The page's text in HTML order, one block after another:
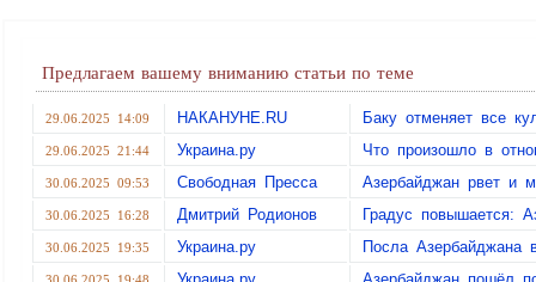
Предлагаем вашему вниманию статьи по теме
29.06.2025 14:09 НАКАНУНЕ.RU Баку отменяет все
29.06.2025 21:44 Украина.ру Что произошло в
30.06.2025 09:53 Свободная Пресса Азербайджан рвет и
30.06.2025 16:28 Дмитрий Родионов Градус повышается:
30.06.2025 19:35 Украина.ру Посла